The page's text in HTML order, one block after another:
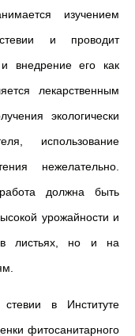
изучением
стевии и проводит
внедрение его как
лекарственным
экологически
использование
нежелательно.
работа должна быть
урожайности и
в листьях, но и на
в Институте
фитосанитарного